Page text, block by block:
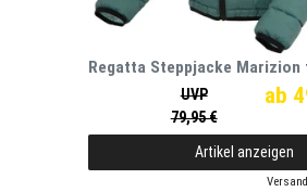
Regatta Steppjacke Marizion
UVP
79,95 €
ab
Artikel anzeigen